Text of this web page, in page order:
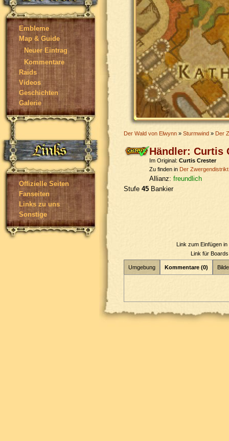
Embleme
Map & Guide
Neuer Eintrag
Kommentare
Raids
Videos
Geschichten
Galerie
Offizielle Seiten
Fanseiten
Links zu uns
Sonstige
Der Wald von Elwynn » Sturmwind » Der
Händler: Curtis
Im Original: Curtis Crester
Zu finden in Der Zwergendistrikt
Allianz: freundlich
Stufe 45 Bankier
Link zum Einfügen
Link für
Umgebung Kommentare (0)